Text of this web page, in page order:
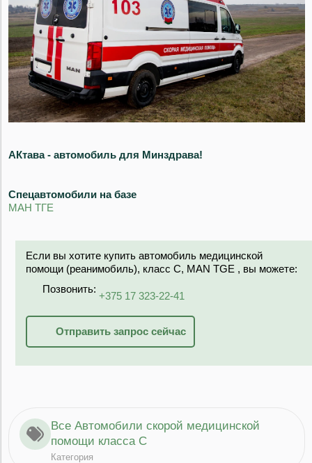
АКтава - автомобиль для Минздрава!
Спецавтомобили на базе
МАН ТГЕ
Если вы хотите купить автомобиль медицинской
помощи (реанимобиль), класс С, MAN TGE , вы можете:
Позвонить:
+375 17 323-22-41
Отправить запрос сейчас
Все Автомобили скорой медицинской
помощи класса С
Категория